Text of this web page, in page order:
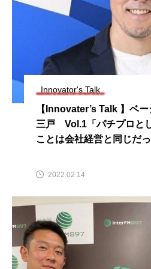
Innovator's Talk
【Innovater’s Talk 】ベ
三戸 Vol.1「パチプロと
ことは会社経営と同じだっ
2022.02.14